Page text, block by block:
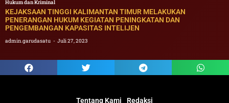
Hukum dan Kriminal
KEJAKSAAN TINGGI KALIMANTAN TIMUR MELAKUKAN
PENERANGAN HUKUM KEGIATAN PENINGKATAN DAN
PENGEMBANGAN KAPASITAS INTELIJEN
admin.garudasatu Juli 27, 2023
Tentang Kami Redaksi